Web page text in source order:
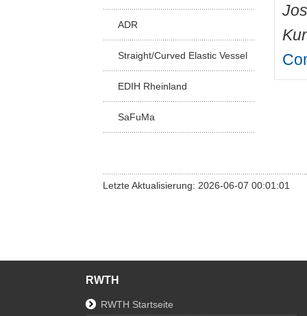
ADR
Straight/Curved Elastic Vessel
EDIH Rheinland
SaFuMa
Letzte Aktualisierung: 2026-06-07 00:01:01
RWTH
RWTH Startseite